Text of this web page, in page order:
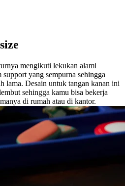
mengikuti lekukan alami
yang sempurna sehingga
lama. Desain untuk tangan kanan ini
sehingga kamu bisa bekerja
di rumah atau di kantor.